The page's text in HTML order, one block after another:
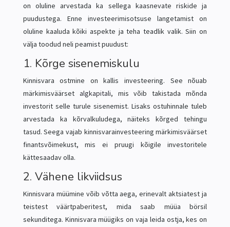
on oluline arvestada ka sellega kaasnevate riskide ja
puudustega. Enne investeerimisotsuse langetamist on
oluline kaaluda kõiki aspekte ja teha teadlik valik. Siin on
välja toodud neli peamist puudust:
1. Kõrge sisenemiskulu
Kinnisvara ostmine on kallis investeering. See nõuab
märkimisväärset algkapitali, mis võib takistada mõnda
investorit selle turule sisenemist. Lisaks ostuhinnale tuleb
arvestada ka kõrvalkuludega, näiteks kõrged tehingu
tasud. Seega vajab kinnisvarainvesteering märkimisväärset
finantsvõimekust, mis ei pruugi kõigile investoritele
kättesaadav olla.
2. Vähene likviidsus
Kinnisvara müümine võib võtta aega, erinevalt aktsiatest ja
teistest väärtpaberitest, mida saab müüa börsil
sekunditega. Kinnisvara müügiks on vaja leida ostja, kes on